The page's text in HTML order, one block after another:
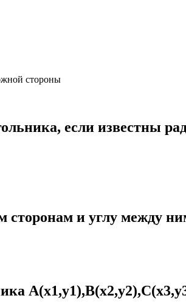
стороны
если известны
сторонам и углу между